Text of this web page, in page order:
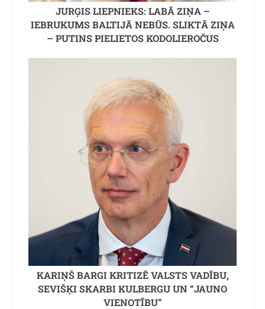
JURĢIS LIEPNIEKS: LABĀ ZIŅA –
IEBRUKUMS BALTIJĀ NEBŪS. SLIKTĀ ZIŅA
– PUTINS PIELIETOS KODOLIEROČUS
KARIŅŠ BARGI KRITIZĒ VALSTS VADĪBU,
SEVIŠĶI SKARBI KULBERGU UN “JAUNO
VIENOTĪBU”